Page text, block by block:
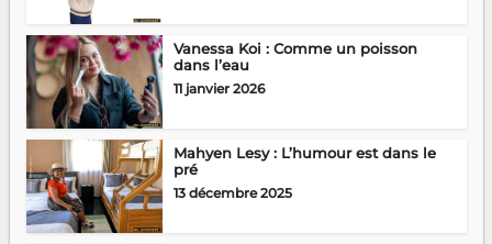
Vanessa Koi : Comme un poisson
dans l’eau
11 janvier 2026
Mahyen Lesy : L’humour est dans le
pré
13 décembre 2025